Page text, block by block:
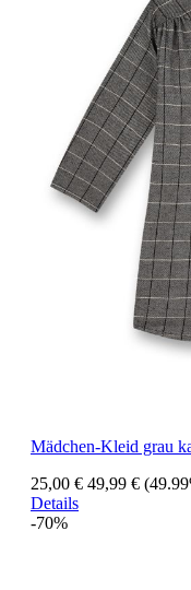
Mädchen-Kleid grau
25,00 € 49,99 €
Details
-70%